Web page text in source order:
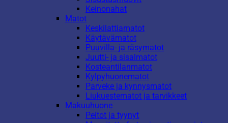
Keinonahat
Matot
Keskilattiamatot
Käytävämatot
Puuvilla- ja räsymatot
Juutti- ja sisalmatot
Kosteantilanmatot
Kylpyhuonematot
Parveke ja kynnysmatot
Liukuestematot ja tarvikkeet
Makuuhuone
Peitot ja tyynyt